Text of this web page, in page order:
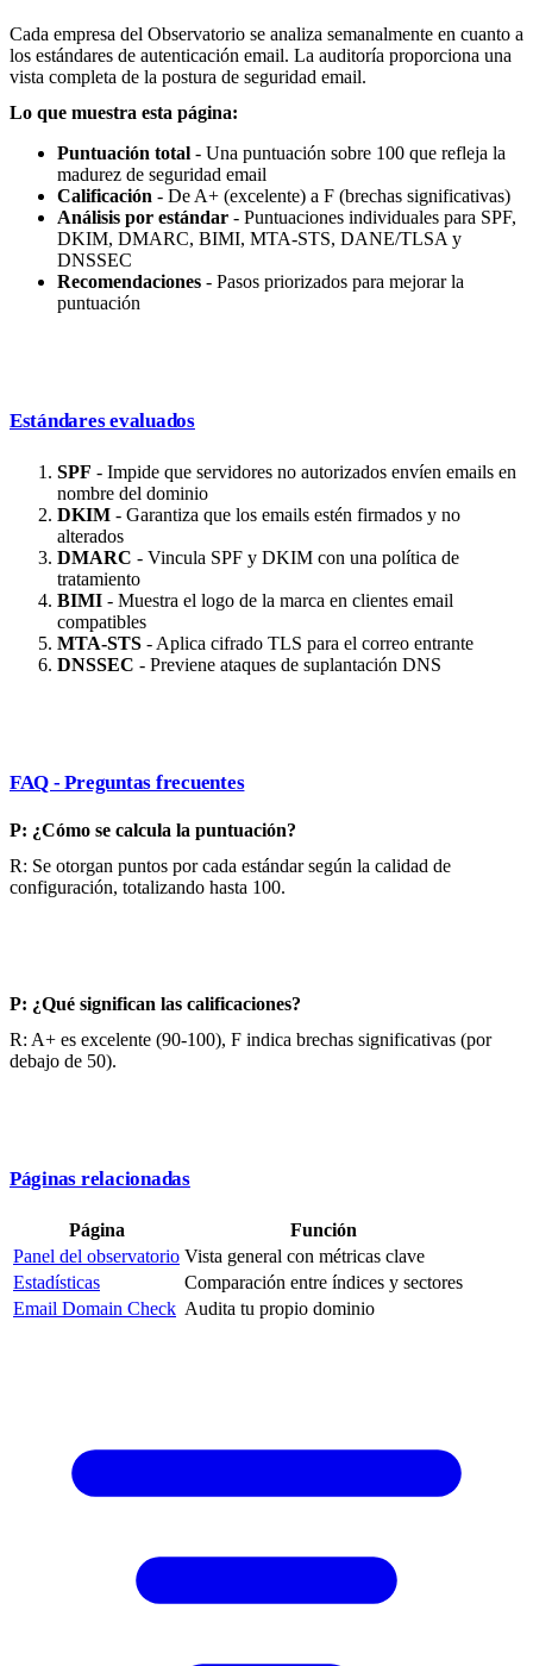
Cada empresa del Observatorio se analiza semanalmente en cuanto a
los estándares de autenticación email. La auditoría proporciona una
vista completa de la postura de seguridad email.
Lo que muestra esta página:
Puntuación total - Una puntuación sobre 100 que refleja la
madurez de seguridad email
Calificación - De A+ (excelente) a F (brechas significativas)
Análisis por estándar - Puntuaciones individuales para SPF,
DKIM, DMARC, BIMI, MTA-STS, DANE/TLSA y
DNSSEC
Recomendaciones - Pasos priorizados para mejorar la
puntuación
Estándares evaluados
SPF - Impide que servidores no autorizados envíen emails en
nombre del dominio
DKIM - Garantiza que los emails estén firmados y no
alterados
DMARC - Vincula SPF y DKIM con una política de
tratamiento
BIMI - Muestra el logo de la marca en clientes email
compatibles
MTA-STS - Aplica cifrado TLS para el correo entrante
DNSSEC - Previene ataques de suplantación DNS
FAQ - Preguntas frecuentes
P: ¿Cómo se calcula la puntuación?
R: Se otorgan puntos por cada estándar según la calidad de
configuración, totalizando hasta 100.
P: ¿Qué significan las calificaciones?
R: A+ es excelente (90-100), F indica brechas significativas (por
debajo de 50).
Páginas relacionadas
Página
Función
Panel del observatorio Vista general con métricas clave
Estadísticas
Comparación entre índices y sectores
Email Domain Check Audita tu propio dominio